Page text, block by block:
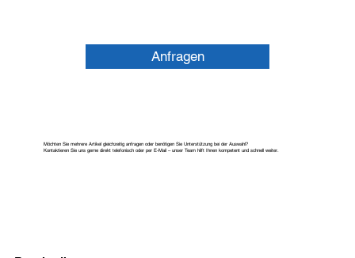
Anfragen
Möchten Sie mehrere Artikel gleichzeitig anfragen oder benötigen Sie Unterstützung bei der Auswahl?
Kontaktieren Sie uns gerne direkt telefonisch oder per E-Mail – unser Team hilft Ihnen kompetent und schnell weiter.